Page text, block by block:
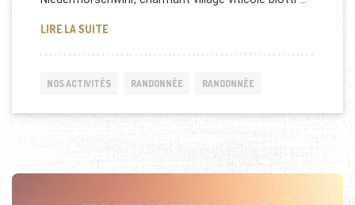
LIRE LA SUITERANDONNÉE NIEDERMORSCHWIHR – TROIS EPIS –
NOS ACTIVITÉS RANDONNÉE RANDONNÉE